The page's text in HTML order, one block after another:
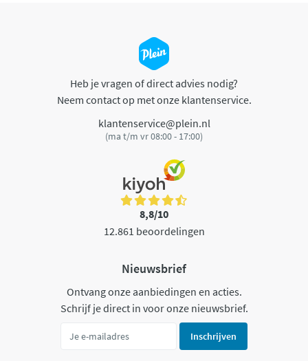
Heb je vragen of direct advies nodig?
Neem contact op met onze klantenservice.
klantenservice@plein.nl
(ma t/m vr 08:00 - 17:00)
8,8/10
12.861 beoordelingen
Nieuwsbrief
Ontvang onze aanbiedingen en acties.
Schrijf je direct in voor onze nieuwsbrief.
Inschrijven